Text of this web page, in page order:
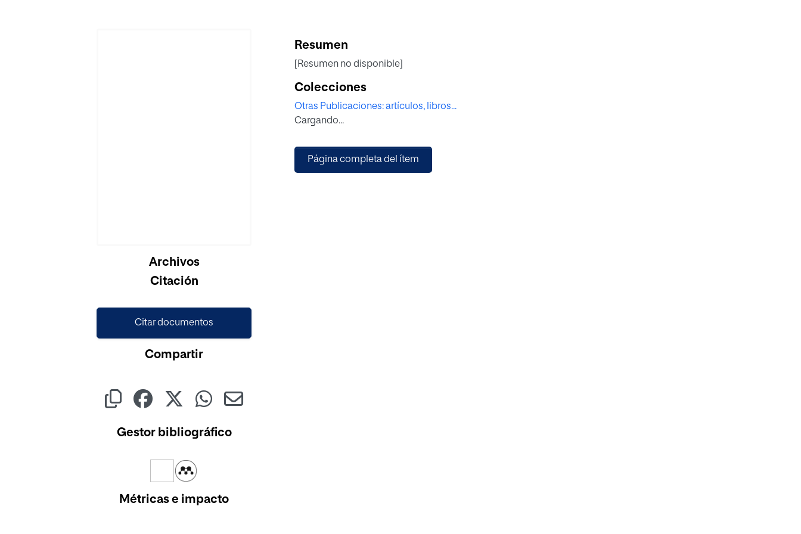
Archivos
Citación
Citar documentos
Compartir
Gestor bibliográfico
Métricas e impacto
Resumen
[Resumen no disponible]
Colecciones
Otras Publicaciones: artículos, libros...
Cargando...
Página completa del ítem